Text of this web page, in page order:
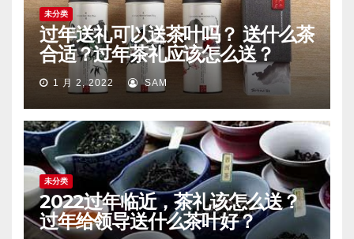
未分类
过年送礼可以送茶叶吗？ 送什么茶
合适？过年茶礼应该怎么送？
1 月 2, 2022 SAM
未分类
2022过年临近，茶礼该怎么送？
过年给领导送什么茶叶好？